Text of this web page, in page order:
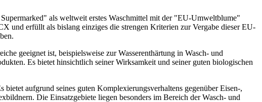
als weltweit erstes Waschmittel mit der "EU-Umweltblume"
und erfüllt als bislang einziges die strengen Kriterien zur Vergabe dieser EU-
geeignet ist, beispielsweise zur Wasserenthärtung in Wasch- und
Es bietet hinsichtlich seiner Wirksamkeit und seiner guten biologischen
aufgrund seines guten Komplexierungsverhaltens gegenüber Eisen-,
Die Einsatzgebiete liegen besonders im Bereich der Wasch- und